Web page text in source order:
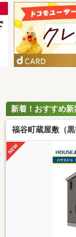
新着！おすすめ
福谷町蔵屋敷（